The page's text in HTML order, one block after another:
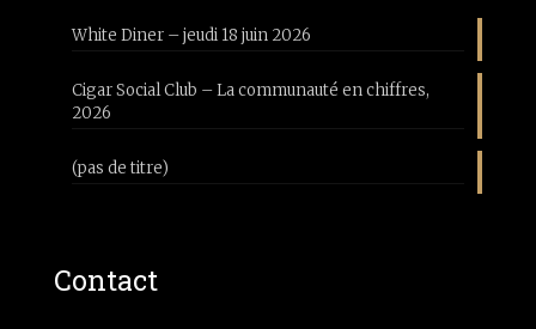
White Diner – jeudi 18 juin 2026
Cigar Social Club – La communauté en chiffres,
2026
(pas de titre)
Contact